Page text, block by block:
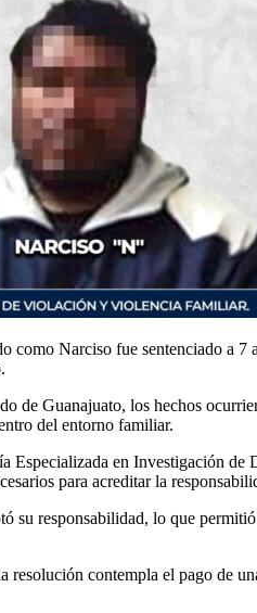
Narciso fue sentenciado a 7
de Guanajuato, los hechos
del entorno familiar.
Especializada en Investigación
para acreditar la
su responsabilidad, lo que
resolución contempla el pago de